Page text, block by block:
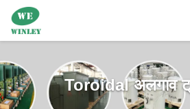
Toroidal अलगाव